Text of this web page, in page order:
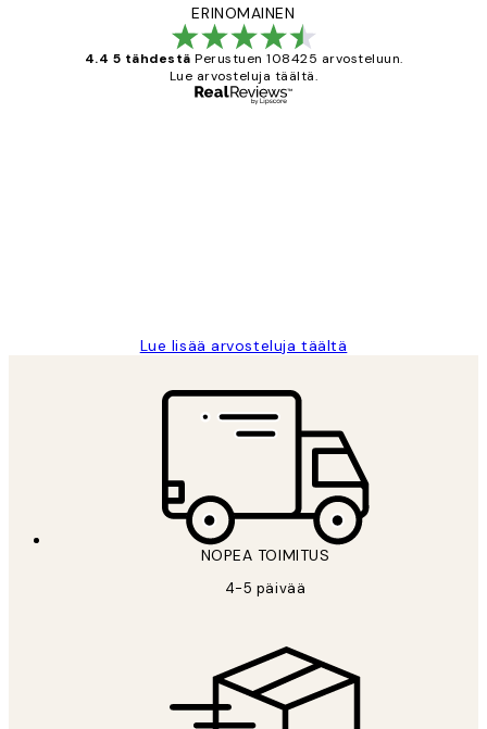
ERINOMAINEN
4.4 5 tähdestä Perustuen 108425 arvosteluun.
Lue arvosteluja täältä.
Lue lisää arvosteluja täältä
NOPEA TOIMITUS
4-5 päivää